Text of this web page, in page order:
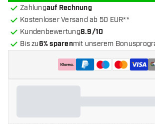
Zahlungauf Rechnung
Kostenloser Versand ab 50 EUR**
Kundenbewertung8.9/10
Bis zu6% sparenmit unserem